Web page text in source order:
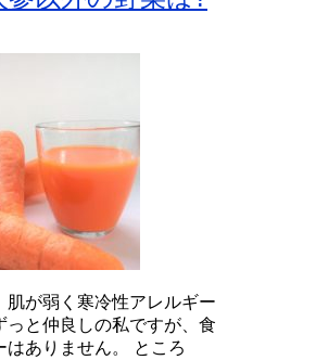
肌が弱く寒冷性アレルギー
っと仲良しの私ですが、食
はありません。 ところ